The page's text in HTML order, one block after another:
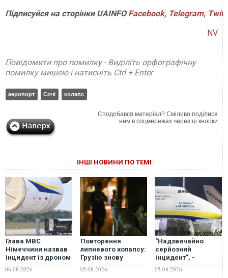
ПідписуйсянасторінкиUAINFO Facebook, Telegram,
NV
Повідомити про помилку - Виділіть орфографічну
помилку мишею і натисніть Ctrl + Enter
аеропорт Сочі колапс
Сподобався матеріал? Сміливо поділися
ним в соцмережах через ці кнопки
ІНШІ НОВИНИ ПО ТЕМІ
Глава МВС
Німеччини назвав
інцидент із дроном
"сценарієм
06.08.2026
Повторення
липневого колапсу:
Грузію знову
блекаут, причини
05.08.2026
"Надзвичайно
серйозний
інцидент", -
та розвідка
05.08.2026